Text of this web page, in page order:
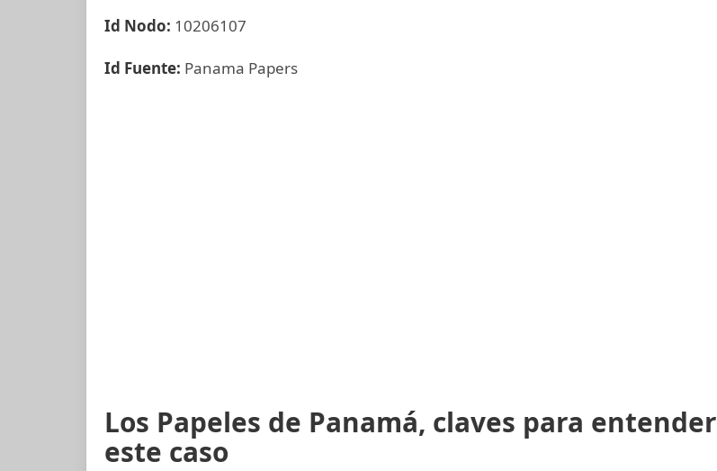
Id Nodo: 10206107
Id Fuente: Panama Papers
Los Papeles de Panamá, claves para entender
este caso